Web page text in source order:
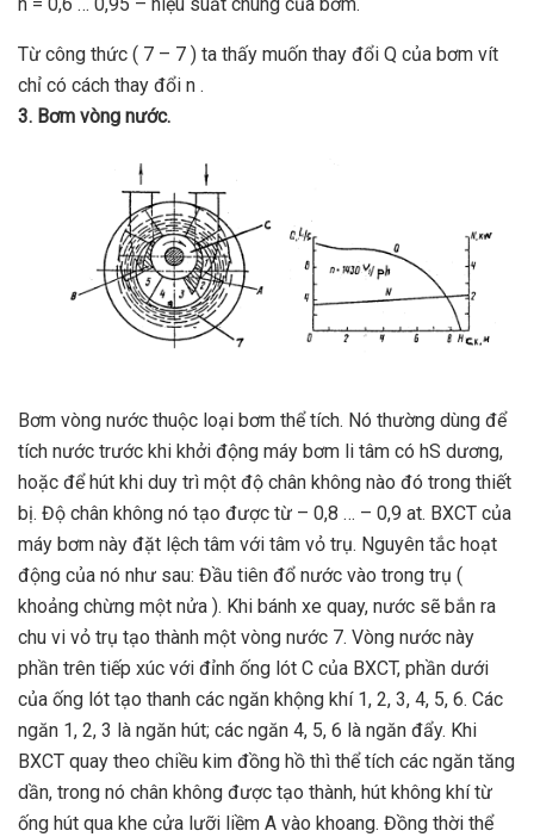
Từ công thức ( 7 – 7 ) ta thấy muốn thay đổi Q của bơm vít
chỉ có cách thay đổi n .
3. Bơm vòng nước.
Bơm vòng nước thuộc loại bơm thể tích. Nó thường dùng để
tích nước trước khi khởi động máy bơm li tâm có hS dương,
hoặc để hút khi duy trì một độ chân không nào đó trong thiết
bị. Độ chân không nó tạo được từ – 0,8 … – 0,9 at. BXCT của
máy bơm này đặt lệch tâm với tâm vỏ trụ. Nguyên tắc hoạt
động của nó như sau: Đầu tiên đổ nước vào trong trụ (
khoảng chừng một nửa ). Khi bánh xe quay, nước sẽ bắn ra
chu vi vỏ trụ tạo thành một vòng nước 7. Vòng nước này
phần trên tiếp xúc với đỉnh ống lót C của BXCT, phần dưới
của ống lót tạo thanh các ngăn khộng khí 1, 2, 3, 4, 5, 6. Các
ngăn 1, 2, 3 là ngăn hút; các ngăn 4, 5, 6 là ngăn đẩy. Khi
BXCT quay theo chiều kim đồng hồ thì thể tích các ngăn tăng
dần, trong nó chân không được tạo thành, hút không khí từ
ống hút qua khe cửa lưỡi liềm A vào khoang. Đồng thời thể